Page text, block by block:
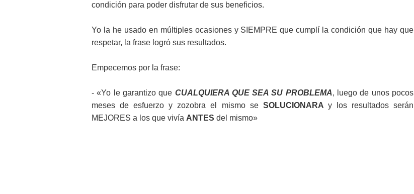
condición para poder disfrutar de sus beneficios.
Yo la he usado en múltiples ocasiones y SIEMPRE que cumplí la condición que hay que
respetar, la frase logró sus resultados.
Empecemos por la frase:
- «Yo le garantizo que CUALQUIERA QUE SEA SU PROBLEMA, luego de unos pocos
meses de esfuerzo y zozobra el mismo se SOLUCIONARA y los resultados serán
MEJORES a los que vivía ANTES del mismo»